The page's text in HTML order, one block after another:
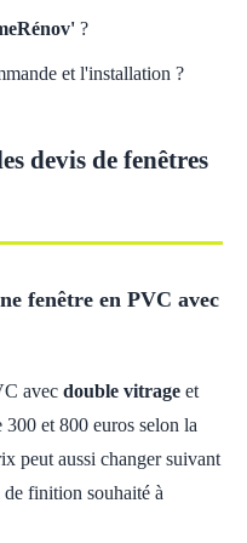
?
et l'installation ?
devis de fenêtres
fenêtre en PVC avec
avec double vitrage et
et 800 euros selon la
peut aussi changer suivant
finition souhaité à